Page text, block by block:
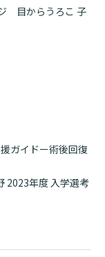
プトアウト）
目からうろこ 子
ガイドー術後回復
2023年度 入学選考